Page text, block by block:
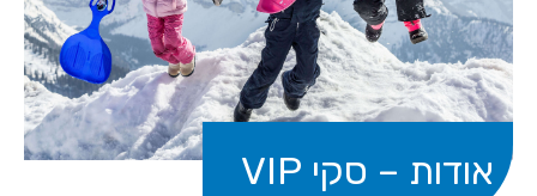
אודות – סקי VIP